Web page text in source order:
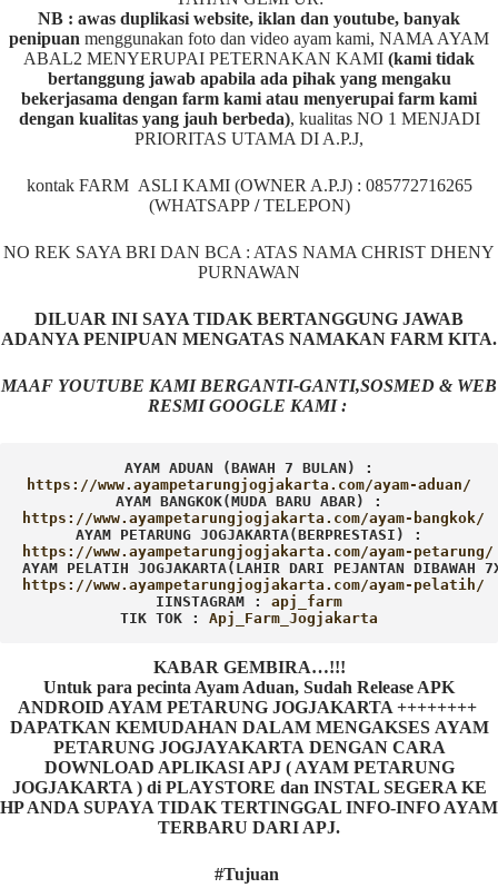
NB : awas duplikasi website, iklan dan youtube, banyak
penipuan menggunakan foto dan video ayam kami, NAMA AYAM
ABAL2 MENYERUPAI PETERNAKAN KAMI (kami tidak
bertanggung jawab apabila ada pihak yang mengaku
bekerjasama dengan farm kami atau menyerupai farm kami
dengan kualitas yang jauh berbeda), kualitas NO 1 MENJADI
PRIORITAS UTAMA DI A.P.J,
kontak FARM ASLI KAMI (OWNER A.P.J) : 085772716265
(WHATSAPP /TELEPON)
NO REK SAYA BRI DAN BCA : ATAS NAMA CHRIST DHENY
PURNAWAN
DILUAR INI SAYA TIDAK BERTANGGUNG JAWAB
ADANYA PENIPUAN MENGATAS NAMAKAN FARM KITA.
MAAF YOUTUBE KAMI BERGANTI-GANTI,SOSMED & WEB
RESMI GOOGLE KAMI :
AYAM ADUAN (BAWAH 7 BULAN) :
AYAM BANGKOK(MUDA BARU ABAR) :
AYAM PETARUNG JOGJAKARTA(BERPRESTASI) :
AYAM PELATIH JOGJAKARTA(LAHIR DARI PEJANTAN DIBAWAH
IINSTAGRAM :
TIK TOK : Apj_Farm_Jogjakarta
KABAR GEMBIRA…!!!
Untuk para pecinta Ayam Aduan, Sudah Release APK
ANDROID AYAM PETARUNG JOGJAKARTA ++++++++
DAPATKAN KEMUDAHAN DALAM MENGAKSES AYAM
PETARUNG JOGJAYAKARTA DENGAN CARA
DOWNLOAD APLIKASI APJ ( AYAM PETARUNG
JOGJAKARTA ) di PLAYSTORE dan INSTAL SEGERA KE
HP ANDA SUPAYA TIDAK TERTINGGAL INFO-INFO AYAM
TERBARU DARI APJ.
#Tujuan